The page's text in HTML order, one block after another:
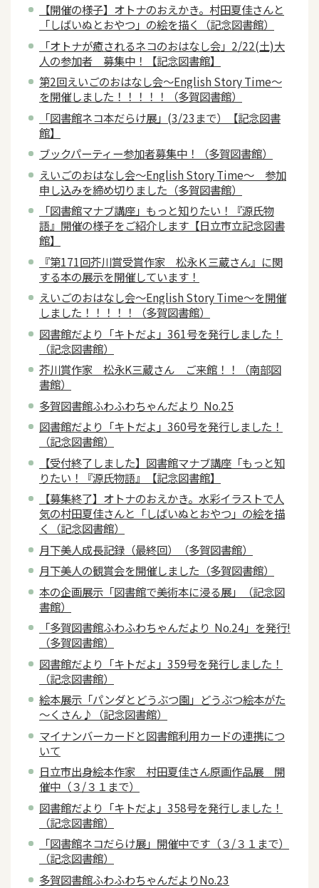
【開催の様子】オトナのおえかき。村田夏佳さんと
「しばいぬとおやつ」の絵を描く（記念図書館）
「オトナが癒されるネコのおはなし会」2/22(土)大
人の参加者 募集中！【記念図書館】
第2回えいごのおはなし会～English Story Time～
を開催しました！！！！！（多賀図書館）
「図書館ネコ本だらけ展」(3/23まで）【記念図書
館】
ブックパーティー参加者募集中！（多賀図書館）
えいごのおはなし会～English Story Time～ 参加
申し込みを締め切りました（多賀図書館）
「図書館マナブ講座」もっと知りたい！『源氏物
語』開催の様子をご紹介します【日立市立記念図書
館】
『第171回芥川賞受賞作家 松永Ｋ三蔵さん』に関
する本の展示を開催しています！
えいごのおはなし会～English Story Time～を開催
しました！！！！！（多賀図書館）
図書館だより「キトだよ」361号を発行しました！
（記念図書館）
芥川賞作家 松永K三蔵さん ご来館！！（南部図
書館）
多賀図書館ふわふわちゃんだより No.25
図書館だより「キトだよ」360号を発行しました！
（記念図書館）
【受付終了しました】図書館マナブ講座「もっと知
りたい！『源氏物語』【記念図書館】
【募集終了】オトナのおえかき。水彩イラストで人
気の村田夏佳さんと「しばいぬとおやつ」の絵を描
く（記念図書館）
月下美人成長記録（最終回）（多賀図書館）
月下美人の観賞会を開催しました（多賀図書館）
本の企画展示「図書館で美術本に浸る展」（記念図
書館）
「多賀図書館ふわふわちゃんだより No.24」を発行!
（多賀図書館）
図書館だより「キトだよ」359号を発行しました！
（記念図書館）
絵本展示「パンダとどうぶつ園」どうぶつ絵本がた
～くさん♪（記念図書館）
マイナンバーカードと図書館利用カードの連携につ
いて
日立市出身絵本作家 村田夏佳さん原画作品展 開
催中（３/３１まで）
図書館だより「キトだよ」358号を発行しました！
（記念図書館）
「図書館ネコだらけ展」開催中です（３/３１まで）
（記念図書館）
多賀図書館ふわふわちゃんだよりNo.23